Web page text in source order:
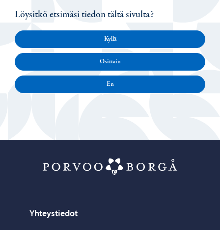
Löysitkö etsimäsi tiedon tältä sivulta?
Kyllä
Osittain
En
Yhteystiedot